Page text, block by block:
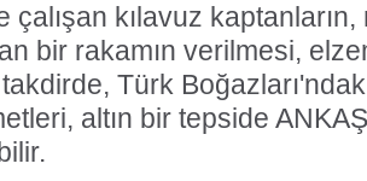
çalışan kılavuz
bir rakamın verilmesi,
Türk
altın bir tepside